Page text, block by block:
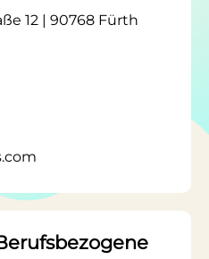
12 | 90768 Fürth